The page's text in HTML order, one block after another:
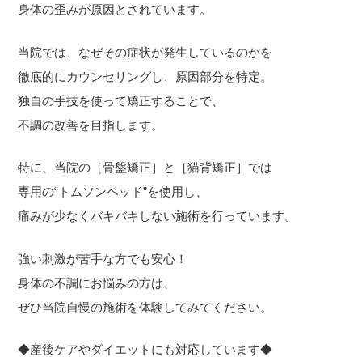
身体の歪みが原因とされています。
当院では、なぜその症状が発生しているのかを
徹底的にカウンセリングし、原因部分を特定。
独自の手技を使って矯正することで、
不調の改善を目指します。
特に、当院の［骨盤矯正］と［猫背矯正］では
専用の“トムソンベッド”を使用し、
痛みが少なくバキバキしない施術を行っています。
強い刺激が苦手な方でも安心！
身体の不調にお悩みの方は、
ぜひ当院自慢の施術を体験してみてください。
◆産後ケアやダイエットにも対応しています◆